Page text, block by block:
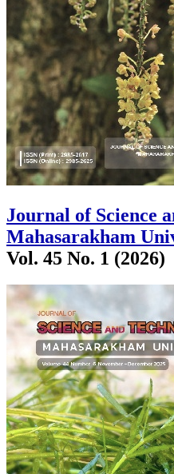
Journal of Science
Mahasarakham
Vol. 45 No. 1 (2026)